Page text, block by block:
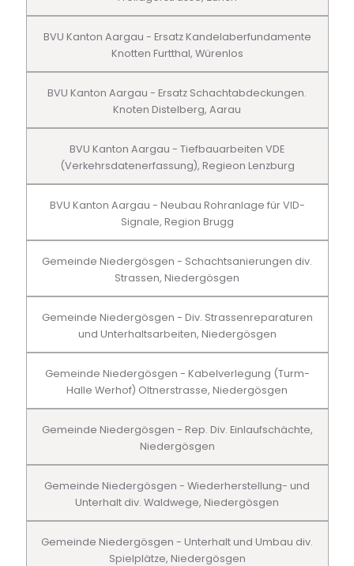
BVU Kanton Aargau - Ersatz Kandelaberfundamente
Knotten Furtthal, Würenlos
BVU Kanton Aargau - Ersatz Schachtabdeckungen.
Knoten Distelberg, Aarau
BVU Kanton Aargau - Tiefbauarbeiten VDE
(Verkehrsdatenerfassung), Regieon Lenzburg
BVU Kanton Aargau - Neubau Rohranlage für VID-
Signale, Region Brugg
Gemeinde Niedergösgen - Schachtsanierungen div.
Strassen, Niedergösgen
Gemeinde Niedergösgen - Div. Strassenreparaturen
und Unterhaltsarbeiten, Niedergösgen
Gemeinde Niedergösgen - Kabelverlegung (Turm-
Halle Werhof) Oltnerstrasse, Niedergösgen
Gemeinde Niedergösgen - Rep. Div. Einlaufschächte,
Niedergösgen
Gemeinde Niedergösgen - Wiederherstellung- und
Unterhalt div. Waldwege, Niedergösgen
Gemeinde Niedergösgen - Unterhalt und Umbau div.
Spielplätze, Niedergösgen